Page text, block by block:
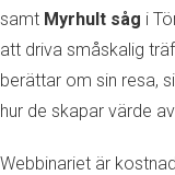
samt Myrhult såg i
att driva småskalig
berättar om sin resa,
hur de skapar värde
Webbinariet är